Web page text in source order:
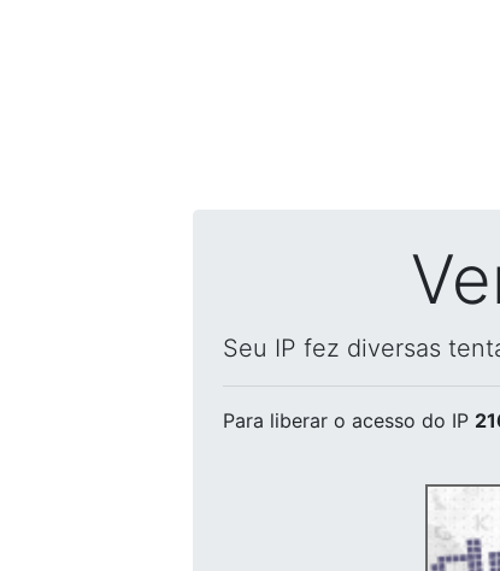
Seu IP fez diversas
Para liberar o acesso do IP